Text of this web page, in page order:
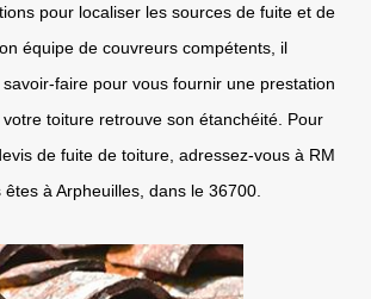
pour localiser les sources de fuite et de
équipe de couvreurs compétents, il
faire pour vous fournir une prestation
toiture retrouve son étanchéité. Pour
de fuite de toiture, adressez-vous à RM
à Arpheuilles, dans le 36700.